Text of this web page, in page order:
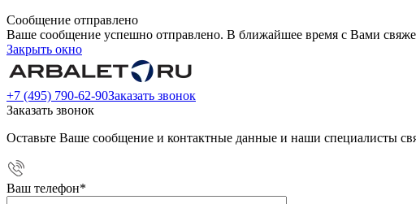
Сообщение отправлено
Ваше сообщение успешно отправлено. В ближайшее время с Вами
Закрыть окно
+7 (495) 790-62-90Заказать звонок
Заказать звонок
Оставьте Ваше сообщение и контактные данные и наши специалисты
Ваш телефон*